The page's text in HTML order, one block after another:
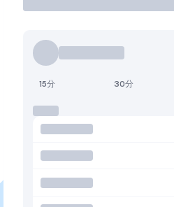
15分 30分